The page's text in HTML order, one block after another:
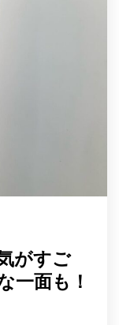
がすご
一面も！